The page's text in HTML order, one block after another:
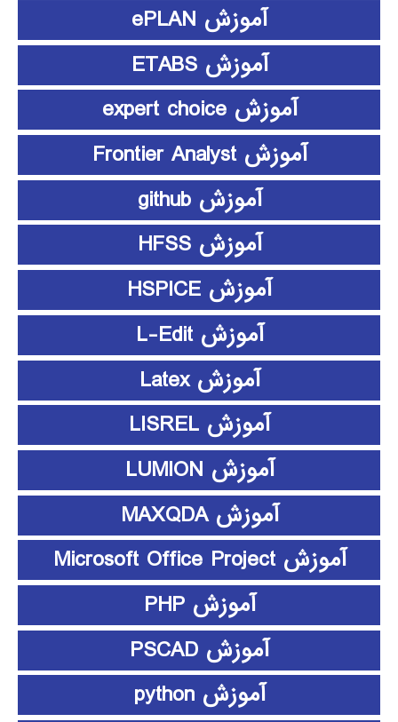
آموزش ePLAN
آموزش ETABS
آموزش expert choice
آموزش Frontier Analyst
آموزش github
آموزش HFSS
آموزش HSPICE
آموزش L-Edit
آموزش Latex
آموزش LISREL
آموزش LUMION
آموزش MAXQDA
آموزش Microsoft Office Project
آموزش PHP
آموزش PSCAD
آموزش python